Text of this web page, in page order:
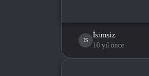
İS
İsimsiz
10 yıl önce